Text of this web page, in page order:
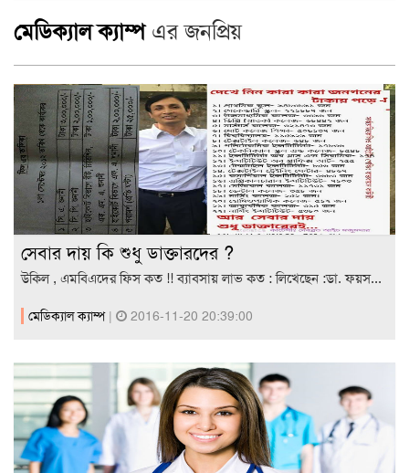
মেডিক্যাল ক্যাম্পএর জনপ্রিয়
সেবার দায় কি শুধু ডাক্তারদের ?
উকিল , এমবিএদের ফিস কত !! ব্যাবসায় লাভ কত : লিখেছেন :ডা. ফয়স...
মেডিক্যাল ক্যাম্প | 2016-11-20 20:39:00